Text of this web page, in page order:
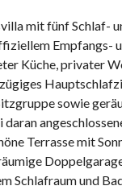
mitfünfSchlaf-
Empfangs-
Küche, privater
sowie
Terrasse mit
Schlafraum und